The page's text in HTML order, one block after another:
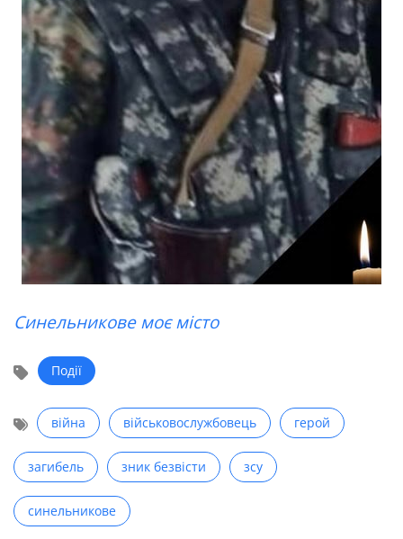
Синельникове моє місто
Події
війна військовослужбовець герой
загибель зник безвісти зсу
синельникове